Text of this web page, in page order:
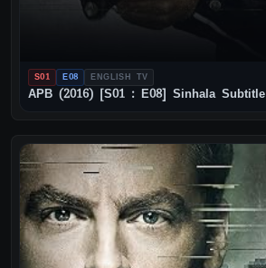
S01 E08 ENGLISH TV
APB (2016) [S01 : E08] Sinhala Subtitle